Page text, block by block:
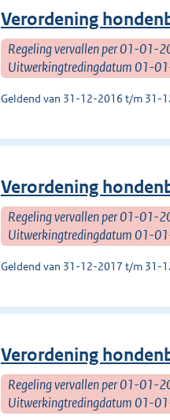
Verordening
Regeling vervallen per 01-01-
Uitwerkingtredingdatum 01-
Geldend van 31-12-2016 t/m 31-
Verordening
Regeling vervallen per 01-01-
Uitwerkingtredingdatum 01-
Geldend van 31-12-2017 t/m 31-
Verordening
Regeling vervallen per 01-01-
Uitwerkingtredingdatum 01-